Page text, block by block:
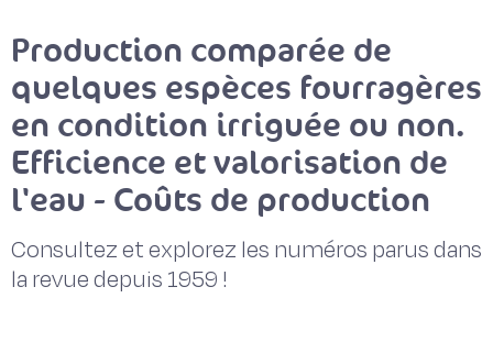
Production comparée de
quelques espèces fourragères
en condition irriguée ou non.
Efficience et valorisation de
l'eau - Coûts de production
Consultez et explorez les numéros parus dans
la revue depuis 1959 !